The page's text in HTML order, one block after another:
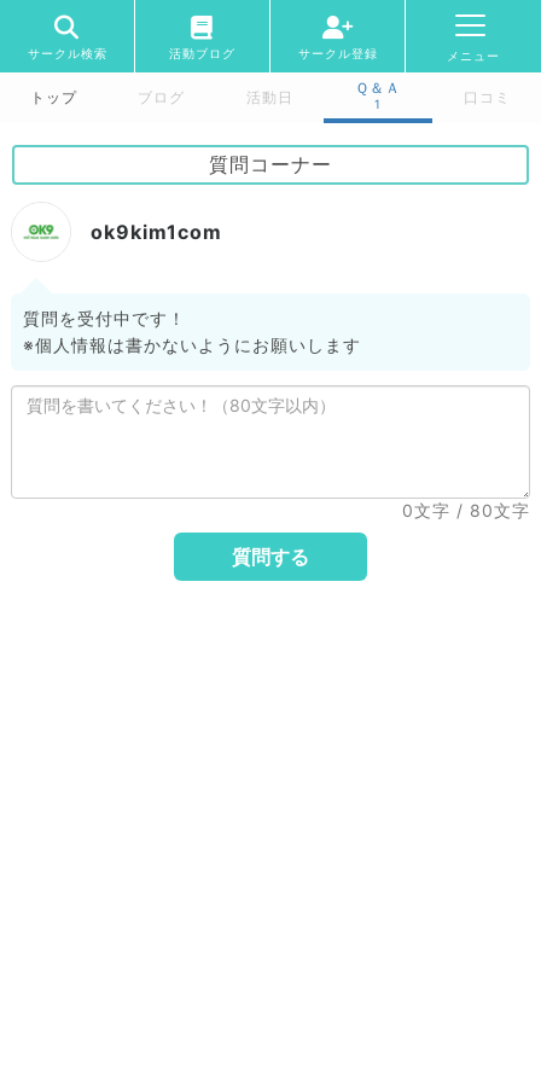
サークル検索 活動ブログ サークル登録 メニュー
トップ ブログ 活動日
Ｑ＆Ａ
1 口コミ
質問コーナー
ok9kim1com
質問を受付中です！
※個人情報は書かないようにお願いします
0文字 / 80文字